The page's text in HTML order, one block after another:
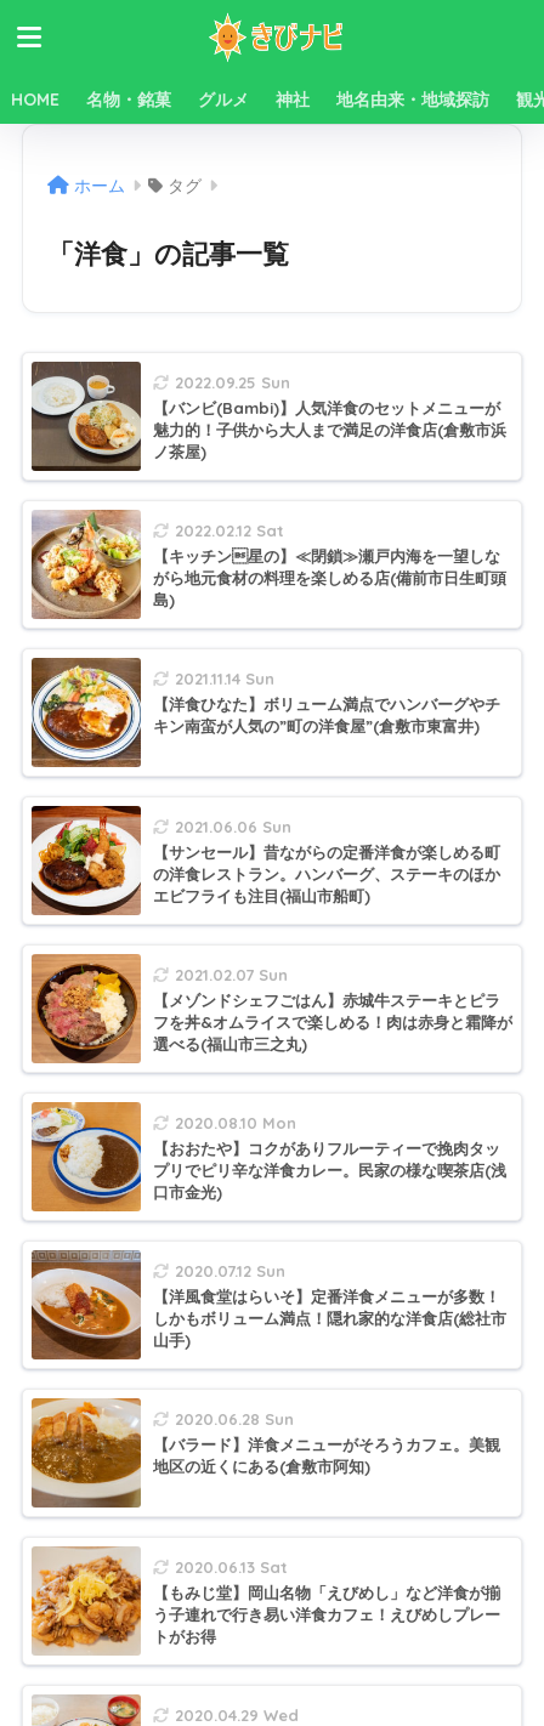
HOME 名物・銘菓 グルメ 神社 地名由来・地域探訪 観
ホーム タグ
「洋食」の記事一覧
2022.09.25 Sun
【バンビ(Bambi)】人気洋食のセットメニューが
魅力的！子供から大人まで満足の洋食店(倉敷市浜
ノ茶屋)
2022.02.12 Sat
【キッチン星の】≪閉鎖≫瀬戸内海を一望しな
がら地元食材の料理を楽しめる店(備前市日生町頭
島)
2021.11.14 Sun
【洋食ひなた】ボリューム満点でハンバーグやチ
キン南蛮が人気の”町の洋食屋”(倉敷市東富井)
2021.06.06 Sun
【サンセール】昔ながらの定番洋食が楽しめる町
の洋食レストラン。ハンバーグ、ステーキのほか
エビフライも注目(福山市船町)
2021.02.07 Sun
【メゾンドシェフごはん】赤城牛ステーキとピラ
フを丼&オムライスで楽しめる！肉は赤身と霜降が
選べる(福山市三之丸)
2020.08.10 Mon
【おおたや】コクがありフルーティーで挽肉タッ
プリでピリ辛な洋食カレー。民家の様な喫茶店(浅
口市金光)
2020.07.12 Sun
【洋風食堂はらいそ】定番洋食メニューが多数！
しかもボリューム満点！隠れ家的な洋食店(総社市
山手)
2020.06.28 Sun
【バラード】洋食メニューがそろうカフェ。美観
地区の近くにある(倉敷市阿知)
2020.06.13 Sat
【もみじ堂】岡山名物「えびめし」など洋食が揃
う子連れで行き易い洋食カフェ！えびめしプレー
トがお得
2020.04.29 Wed